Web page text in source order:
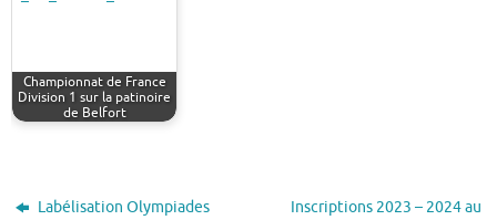
Championnat de France
Division 1 sur la patinoire
de Belfort
Labélisation Olympiades
Inscriptions 2023 – 2024 au